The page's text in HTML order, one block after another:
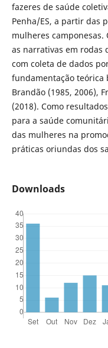
fazeres de saúde
Penha/ES, a partir das
mulheres
as narrativas em rodas
com coleta de dados
fundamentação teórica
Brandão (1985, 2006),
(2018). Como
para a saúde
das mulheres na
práticas oriundas dos
Downloads